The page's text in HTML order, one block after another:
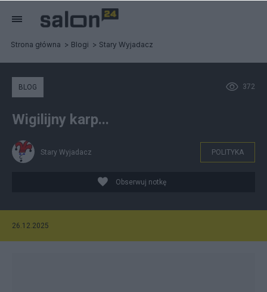
Strona główna Blogi Stary Wyjadacz
372
BLOG
Wigilijny karp...
Stary Wyjadacz POLITYKA
Obserwuj notkę
26.12.2025